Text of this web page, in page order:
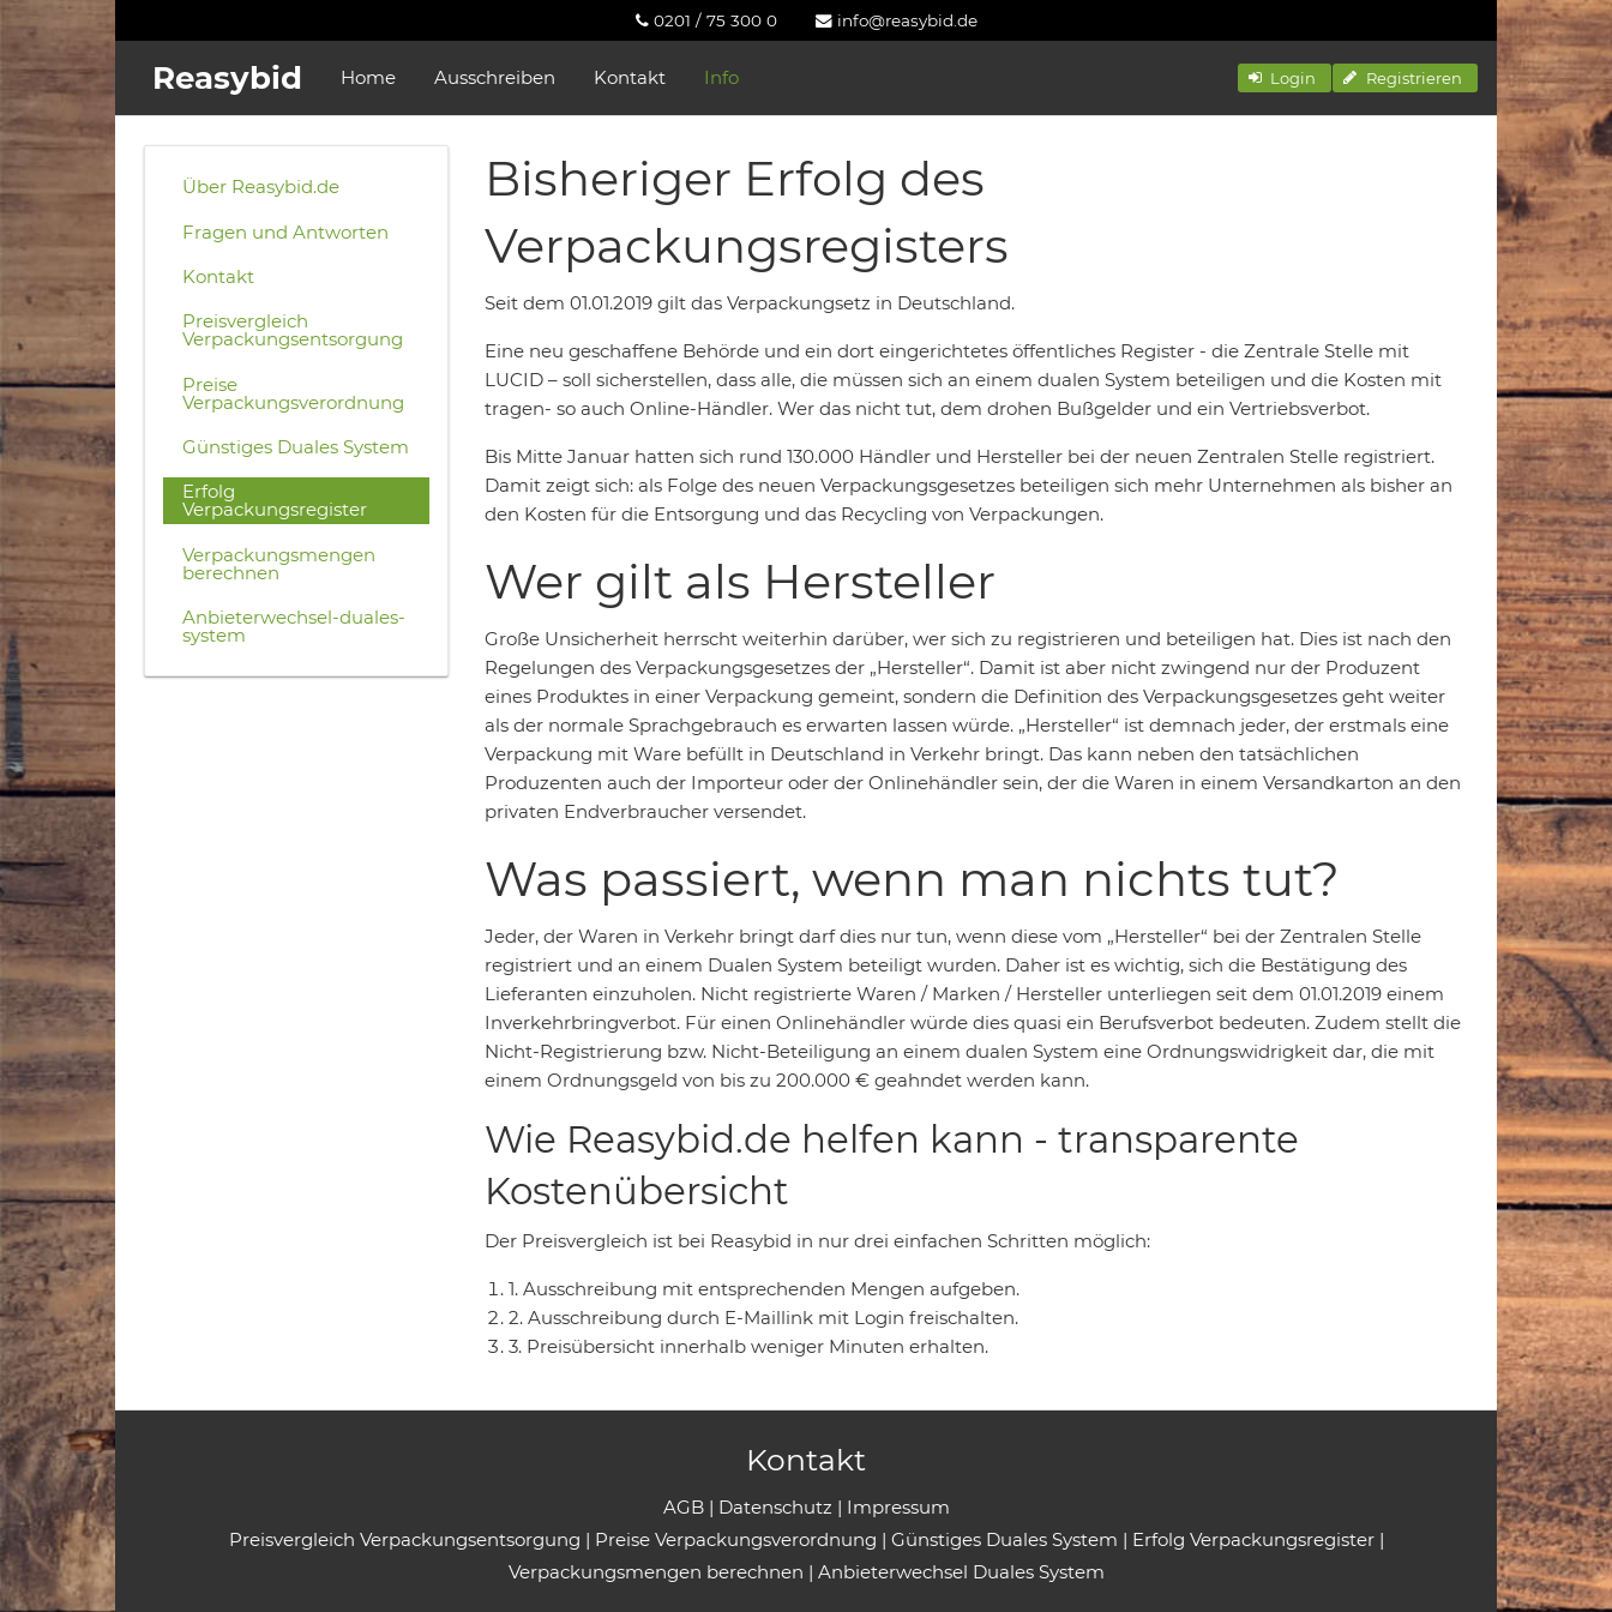
0201 / 75 300 0 info@reasybid.de
Reasybid Home Ausschreiben Kontakt Info Login Registrieren
Über Reasybid.de
Fragen und Antworten
Kontakt
Preisvergleich
Verpackungsentsorgung
Preise
Verpackungsverordnung
Günstiges Duales System
Erfolg
Verpackungsregister
Verpackungsmengen
berechnen
Anbieterwechsel-duales-
system
Bisheriger Erfolg des
Verpackungsregisters
Seit dem 01.01.2019 gilt das Verpackungsetz in Deutschland.
Eine neu geschaffene Behörde und ein dort eingerichtetes öffentliches Register - die Zentrale Stelle mit
LUCID – soll sicherstellen, dass alle, die müssen sich an einem dualen System beteiligen und die Kosten mit
tragen- so auch Online-Händler. Wer das nicht tut, dem drohen Bußgelder und ein Vertriebsverbot.
Bis Mitte Januar hatten sich rund 130.000 Händler und Hersteller bei der neuen Zentralen Stelle registriert.
Damit zeigt sich: als Folge des neuen Verpackungsgesetzes beteiligen sich mehr Unternehmen als bisher an
den Kosten für die Entsorgung und das Recycling von Verpackungen.
Wer gilt als Hersteller
Große Unsicherheit herrscht weiterhin darüber, wer sich zu registrieren und beteiligen hat. Dies ist nach den
Regelungen des Verpackungsgesetzes der „Hersteller“. Damit ist aber nicht zwingend nur der Produzent
eines Produktes in einer Verpackung gemeint, sondern die Definition des Verpackungsgesetzes geht weiter
als der normale Sprachgebrauch es erwarten lassen würde. „Hersteller“ ist demnach jeder, der erstmals eine
Verpackung mit Ware befüllt in Deutschland in Verkehr bringt. Das kann neben den tatsächlichen
Produzenten auch der Importeur oder der Onlinehändler sein, der die Waren in einem Versandkarton an den
privaten Endverbraucher versendet.
Was passiert, wenn man nichts tut?
Jeder, der Waren in Verkehr bringt darf dies nur tun, wenn diese vom „Hersteller“ bei der Zentralen Stelle
registriert und an einem Dualen System beteiligt wurden. Daher ist es wichtig, sich die Bestätigung des
Lieferanten einzuholen. Nicht registrierte Waren / Marken / Hersteller unterliegen seit dem 01.01.2019 einem
Inverkehrbringverbot. Für einen Onlinehändler würde dies quasi ein Berufsverbot bedeuten. Zudem stellt die
Nicht-Registrierung bzw. Nicht-Beteiligung an einem dualen System eine Ordnungswidrigkeit dar, die mit
einem Ordnungsgeld von bis zu 200.000 € geahndet werden kann.
Wie Reasybid.de helfen kann - transparente
Kostenübersicht
Der Preisvergleich ist bei Reasybid in nur drei einfachen Schritten möglich:
1. Ausschreibung mit entsprechenden Mengen aufgeben.
2. Ausschreibung durch E-Maillink mit Login freischalten.
3. Preisübersicht innerhalb weniger Minuten erhalten.
Kontakt
AGB | Datenschutz | Impressum
Preisvergleich Verpackungsentsorgung | Preise Verpackungsverordnung | Günstiges Duales System | Erfolg Verpackungsregister |
Verpackungsmengen berechnen | Anbieterwechsel Duales System